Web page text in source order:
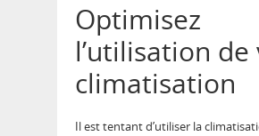
Optimisez
l’utilisation
climatisation
Il est tentant d’utiliser la